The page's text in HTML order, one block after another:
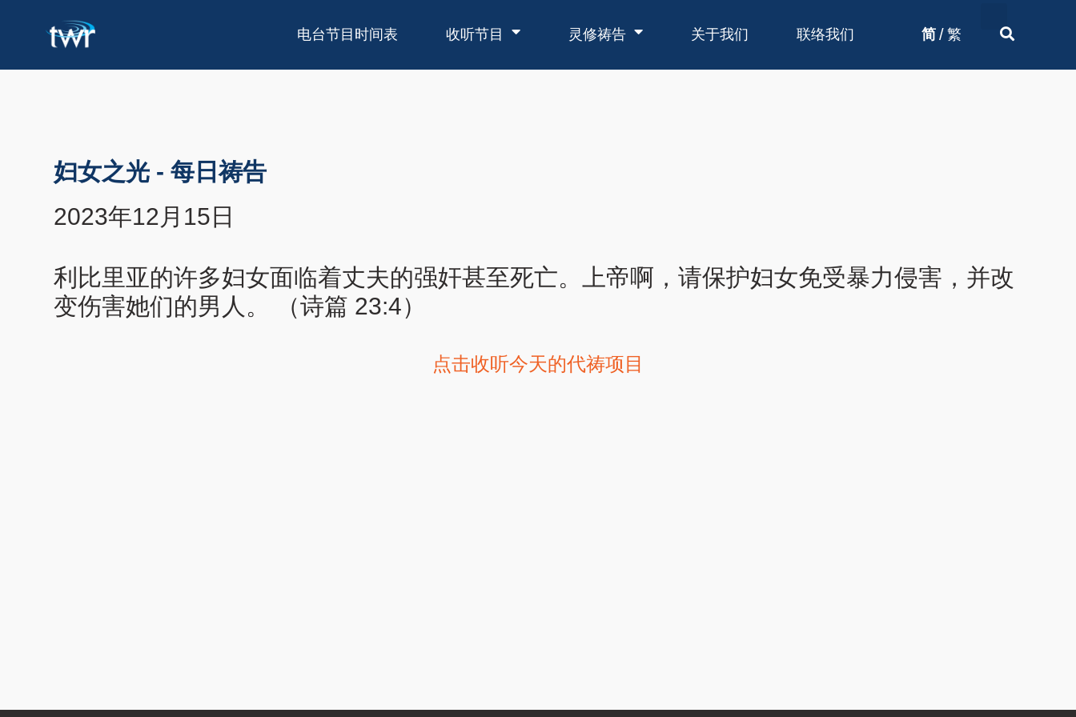
电台节目时间表 收听节目 灵修祷告 关于我们 联络我们 简 / 繁
妇女之光 - 每日祷告
2023年12月15日
利比里亚的许多妇女面临着丈夫的强奸甚至死亡。上帝啊，请保护妇女免受暴力侵害，并改
变伤害她们的男人。 （诗篇 23:4）
点击收听今天的代祷项目